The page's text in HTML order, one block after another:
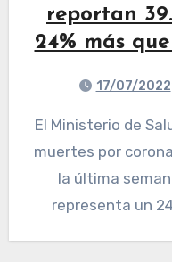
reportan
24% más
17/07/2022
El Ministerio de Salud reportó este domingo 57
muertes por
la última
representa un